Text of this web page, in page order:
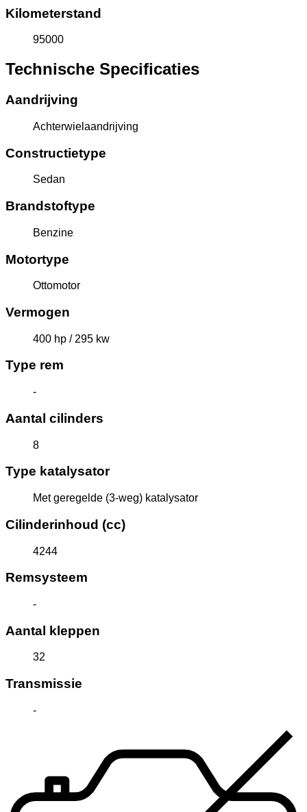
Kilometerstand
95000
Technische Specificaties
Aandrijving
Achterwielaandrijving
Constructietype
Sedan
Brandstoftype
Benzine
Motortype
Ottomotor
Vermogen
400 hp / 295 kw
Type rem
-
Aantal cilinders
8
Type katalysator
Met geregelde (3-weg) katalysator
Cilinderinhoud (cc)
4244
Remsysteem
-
Aantal kleppen
32
Transmissie
-